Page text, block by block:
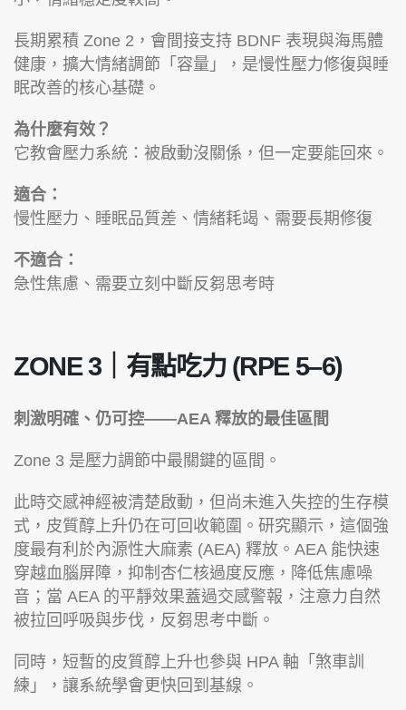
長期累積 Zone 2，會間接支持 BDNF 表現與海馬體
健康，擴大情緒調節「容量」，是慢性壓力修復與睡
眠改善的核心基礎。
為什麼有效？
它教會壓力系統：被啟動沒關係，但一定要能回來。
適合：
慢性壓力、睡眠品質差、情緒耗竭、需要長期修復
不適合：
急性焦慮、需要立刻中斷反芻思考時
ZONE 3｜有點吃力 (RPE 5–6)
刺激明確、仍可控——AEA 釋放的最佳區間
Zone 3 是壓力調節中最關鍵的區間。
此時交感神經被清楚啟動，但尚未進入失控的生存模
式，皮質醇上升仍在可回收範圍。研究顯示，這個強
度最有利於內源性大麻素 (AEA) 釋放。AEA 能快速
穿越血腦屏障，抑制杏仁核過度反應，降低焦慮噪
音；當 AEA 的平靜效果蓋過交感警報，注意力自然
被拉回呼吸與步伐，反芻思考中斷。
同時，短暫的皮質醇上升也參與 HPA 軸「煞車訓
練」，讓系統學會更快回到基線。